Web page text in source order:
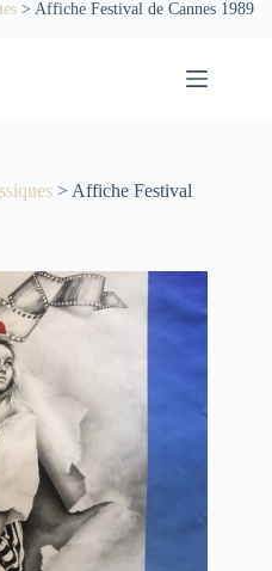
> Affiche Festival de Cannes 1989
> Affiche Festival